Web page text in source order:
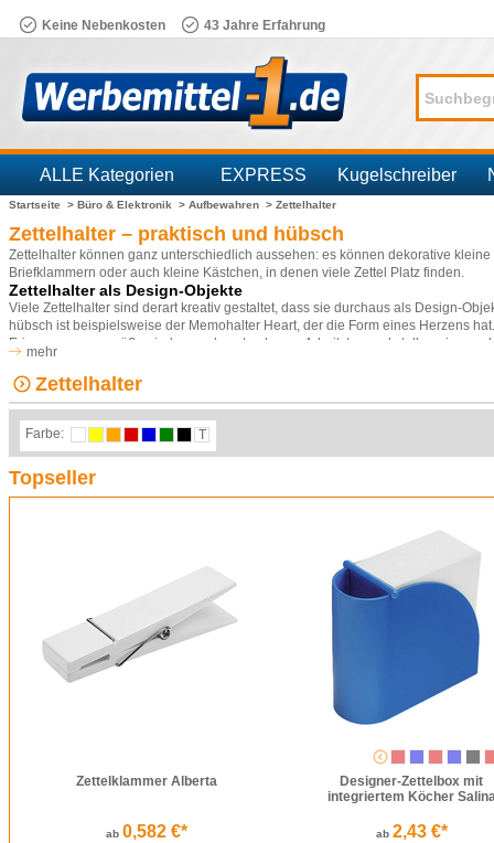
Keine Nebenkosten 43 Jahre Erfahrung
ALLE Kategorien EXPRESS Kugelschreiber
Branchen
Startseite > Büro & Elektronik > Aufbewahren > Zettelhalter
Zettelhalter – praktisch und hübsch
Zettelhalter können ganz unterschiedlich aussehen: es können dekorative
Briefklammern oder auch kleine Kästchen, in denen viele Zettel Platz finden.
Zettelhalter als Design-Objekte
Viele Zettelhalter sind derart kreativ gestaltet, dass sie durchaus als Design-
hübsch ist beispielsweise der Memohalter Heart, der die Form eines Herzens
Erinnerungen versüßen jeden noch so trockenen Arbeitstag und stellen einen
Zettelhalter sind als Werbemittel geradezu prädestiniert, denn sie bieten meist
sehr beliebt. Unser Online-Shop bietet eine sehr große Auswahl an
Wählen Sie ein Modell, dass Ihnen selbst zusagt, dann wird es wahrscheinlich
mehr
Zettelhalter
Farbe: T
Topseller
Zettelklammer Alberta
ab 0,582 €*
Designer-Zettelbox mit
integriertem Köcher
ab 2,43 €*